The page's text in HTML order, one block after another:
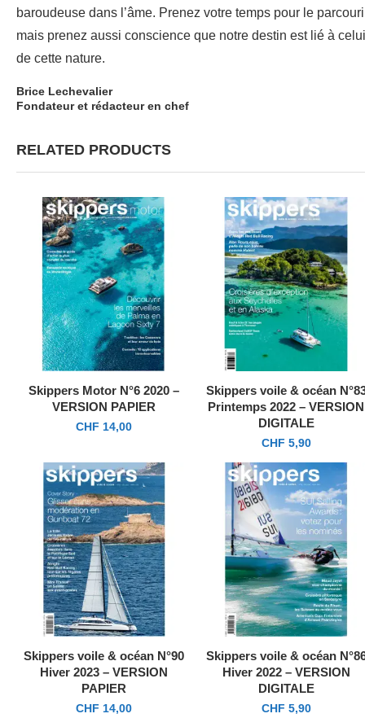
baroudeuse dans l’âme. Prenez votre temps pour le
mais prenez aussi conscience que notre destin est lié à celui
de cette nature.
Brice Lechevalier
Fondateur et rédacteur en chef
RELATED PRODUCTS
Skippers Motor N°6 2020 –
VERSION PAPIER
CHF 14,00
Skippers voile & océan
Printemps 2022 – VERSION
DIGITALE
CHF 5,90
Skippers voile & océan N°90
Hiver 2023 – VERSION
PAPIER
CHF 14,00
Skippers voile & océan
Hiver 2022 – VERSION
DIGITALE
CHF 5,90